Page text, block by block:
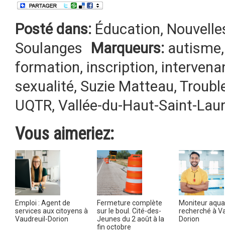
Posté dans: Éducation,
Soulanges
Marqueurs: autisme
formation, inscription,
sexualité, Suzie Matteau,
UQTR, Vallée-du-Haut-Saint-
Vous aimeriez:
Emploi : Agent de
services aux citoyens à
Vaudreuil-Dorion
Fermeture complète
sur le boul. Cité-des-
Jeunes du 2 août à la
fin octobre
Moniteur
recherché à
Dorion